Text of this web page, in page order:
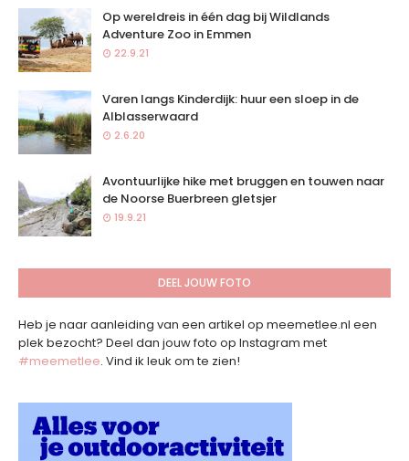
Op wereldreis in één dag bij Wildlands
Adventure Zoo in Emmen
22.9.21
Varen langs Kinderdijk: huur een sloep in de
Alblasserwaard
2.6.20
Avontuurlijke hike met bruggen en touwen naar
de Noorse Buerbreen gletsjer
19.9.21
DEEL JOUW FOTO
Heb je naar aanleiding van een artikel op meemetlee.nl een
plek bezocht? Deel dan jouw foto op Instagram met
#meemetlee. Vind ik leuk om te zien!